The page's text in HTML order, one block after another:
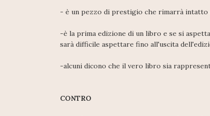
- è un pezzo di prestigio che rimarrà intatto
-è la prima edizione di un libro e se si
sarà difficile aspettare fino all'uscita
-alcuni dicono che il vero libro sia
CONTRO